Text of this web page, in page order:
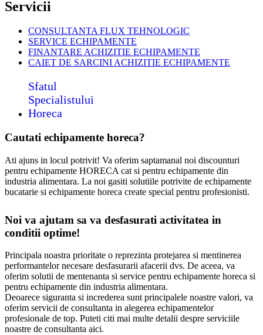
Servicii
CONSULTANTA FLUX TEHNOLOGIC
SERVICE ECHIPAMENTE
FINANTARE ACHIZITIE ECHIPAMENTE
CAIET DE SARCINI ACHIZITIE ECHIPAMENTE
Sfatul
Specialistului
Horeca
Cautati echipamente horeca?
Ati ajuns in locul potrivit! Va oferim saptamanal noi discounturi
pentru echipamente HORECA cat si pentru echipamente din
industria alimentara. La noi gasiti solutiile potrivite de echipamente
bucatarie si echipamente horeca create special pentru profesionisti.
Noi va ajutam sa va desfasurati activitatea in
conditii optime!
Principala noastra prioritate o reprezinta protejarea si mentinerea
performantelor necesare desfasurarii afacerii dvs. De aceea, va
oferim solutii de mentenanta si service pentru echipamente horeca si
pentru echipamente din industria alimentara.
Deoarece siguranta si increderea sunt principalele noastre valori, va
oferim servicii de consultanta in alegerea echipamentelor
profesionale de top. Puteti citi mai multe detalii despre serviciile
noastre de consultanta aici.